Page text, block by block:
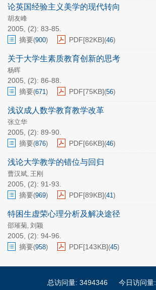
论英国经验主义美学的现代转向
胡友峰
2005, (2): 83-85.
摘要(900) PDF[82KB](46)
关于大学生素质教育创新的思考
杨晖
2005, (2): 86-88.
摘要(671) PDF[75KB](56)
浅议成人数学教育教学改革
张立华
2005, (2): 89-90.
摘要(876) PDF[66KB](46)
浅论大学教学的错位与回归
曹汉斌, 王刚
2005, (2): 91-93.
摘要(969) PDF[89KB](41)
特困生虚荣心理分析及解决途径
邵璀菊, 刘颖
2005, (2): 94-96.
摘要(958) PDF[143KB](45)
总访问量: 3494346 今日访问量: